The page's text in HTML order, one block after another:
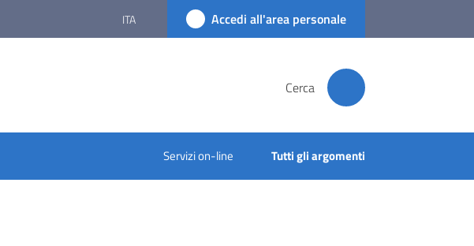
ITA Accedi all'area personale
Cerca
Servizi on-line Tutti gli argomenti